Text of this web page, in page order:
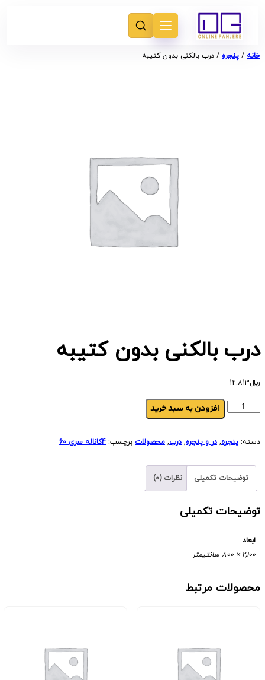
خانه / پنجره / درب بالکنی بدون کتیبه
درب بالکنی بدون کتیبه
﷼12.813
افزودن به سبد خرید
دسته: پنجره, در و پنجره, درب, محصولات برچسب: 4کاناله سری 60
توضیحات تکمیلی نظرات (0)
توضیحات تکمیلی
ابعاد
2,100 × 800 سانتیمتر
محصولات مرتبط